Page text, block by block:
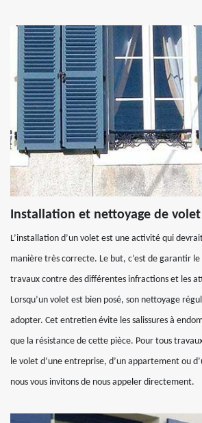
Installation et nettoyage de volet
L’installation d’un volet est une activité qui
manière très correcte. Le but, c’est de garantir
travaux contre des différentes infractions et les
Lorsqu’un volet est bien posé, son nettoyage
adopter. Cet entretien évite les salissures à
que la résistance de cette pièce. Pour tous
le volet d’une entreprise, d’un appartement ou
nous vous invitons de nous appeler directement.